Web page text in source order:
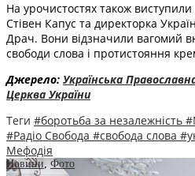
На урочистостях також
Стівен Капус та директорка
Драч. Вони відзначили вагомий
свободи слова і протистояння
Джерело: Українська
Церква України
Теги #боротьба за незалежність
#Радіо Свобода #свобода слова
Мефодія
Новини,Фото